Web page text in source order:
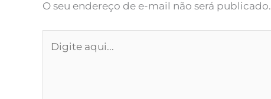
O seu endereço de e-mail não será publicado.
aqui...